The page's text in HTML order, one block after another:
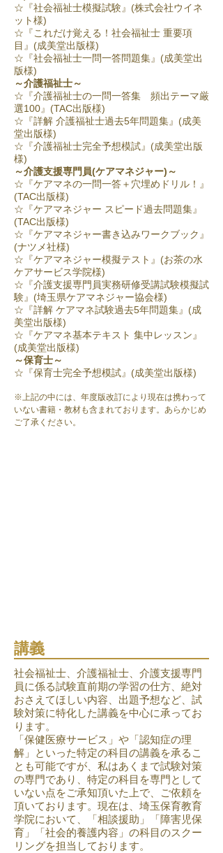
☆『社会福祉士模擬試験』(株式会社ウイネ
ット様)
☆『これだけ覚える！社会福祉士 重要項
目』(成美堂出版様)
☆『社会福祉士一問一答問題集』(成美堂出
版様)
～介護福祉士～
☆『介護福祉士の一問一答集 頻出テーマ厳
選100』(TAC出版様)
☆『詳解 介護福祉士過去5年問題集』(成美
堂出版様)
☆『介護福祉士完全予想模試』(成美堂出版
様)
～介護支援専門員(ケアマネジャー)～
☆『ケアマネの一問一答＋穴埋めドリル！』
(TAC出版様)
☆『ケアマネジャー スピード過去問題集』
(TAC出版様)
☆『ケアマネジャー書き込みワークブック』
(ナツメ社様)
☆『ケアマネジャー模擬テスト』(お茶の水
ケアサービス学院様)
☆『介護支援専門員実務研修受講試験模擬試
験』(埼玉県ケアマネジャー協会様)
☆『詳解 ケアマネ試験過去5年問題集』(成
美堂出版様)
☆『ケアマネ基本テキスト 集中レッスン』
(成美堂出版様)
～保育士～
☆『保育士完全予想模試』(成美堂出版様)
※上記の中には、年度版改訂により現在は携わって
いない書籍・教材も含まれております。あらかじめ
ご了承ください。
講義
社会福祉士、介護福祉士、介護支援専門
員に係る試験直前期の学習の仕方、絶対
おさえてほしい内容、出題予想など、試
験対策に特化した講義を中心に承ってお
ります。
「保健医療サービス」や「認知症の理
解」といった特定の科目の講義を承るこ
とも可能ですが、私はあくまで試験対策
の専門であり、特定の科目を専門として
いない点をご承知頂いた上で、ご依頼を
頂いております。現在は、埼玉保育教育
学院において、「相談援助」「障害児保
育」「社会的養護内容」の科目のスクー
リングを担当しております。